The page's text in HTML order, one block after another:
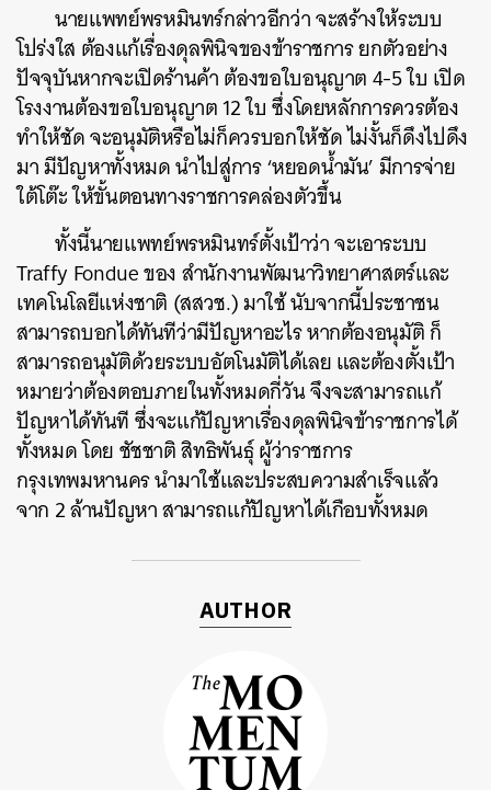
นายแพทย์พรหมินทร์กล่าวอีกว่า จะสร้างให้ระบบ
โปร่งใส ต้องแก้เรื่องดุลพินิจของข้าราชการ ยกตัวอย่าง
ปัจจุบันหากจะเปิดร้านค้า ต้องขอใบอนุญาต 4-5 ใบ เปิด
โรงงานต้องขอใบอนุญาต 12 ใบ ซึ่งโดยหลักการควรต้อง
ทำให้ชัด จะอนุมัติหรือไม่ก็ควรบอกให้ชัด ไม่งั้นก็ดึงไปดึง
มา มีปัญหาทั้งหมด นำไปสู่การ ‘หยอดน้ำมัน’ มีการจ่าย
ใต้โต๊ะ ให้ขั้นตอนทางราชการคล่องตัวขึ้น
ทั้งนี้นายแพทย์พรหมินทร์ตั้งเป้าว่า จะเอาระบบ
Traffy Fondue ของ สำนักงานพัฒนาวิทยาศาสตร์และ
เทคโนโลยีแห่งชาติ (สสวช.) มาใช้ นับจากนี้ประชาชน
สามารถบอกได้ทันทีว่ามีปัญหาอะไร หากต้องอนุมัติ ก็
สามารถอนุมัติด้วยระบบอัตโนมัติได้เลย และต้องตั้งเป้า
หมายว่าต้องตอบภายในทั้งหมดกี่วัน จึงจะสามารถแก้
ปัญหาได้ทันที ซึ่งจะแก้ปัญหาเรื่องดุลพินิจข้าราชการได้
ทั้งหมด โดย ชัชชาติ สิทธิพันธุ์ ผู้ว่าราชการ
กรุงเทพมหานคร นำมาใช้และประสบความสำเร็จแล้ว
จาก 2 ล้านปัญหา สามารถแก้ปัญหาได้เกือบทั้งหมด
AUTHOR